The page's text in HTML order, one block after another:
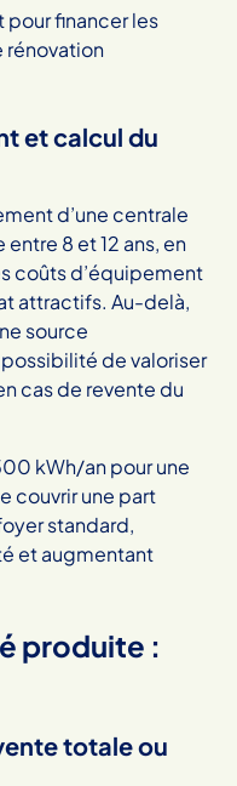
financer les
rénovation
et calcul du
d’une centrale
8 et 12 ans, en
coûts d’équipement
attractifs. Au-delà,
source
de valoriser
cas de revente du
kWh/an pour une
couvrir une part
standard,
et augmentant
produite :
totale ou